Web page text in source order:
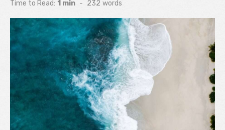
Time to Read: 1 min - 232 words